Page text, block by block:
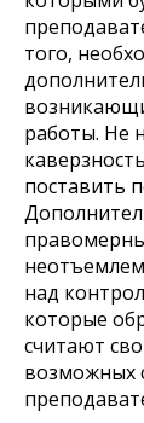
того,
работы. Не
поставить
над
которые
считают
возможных